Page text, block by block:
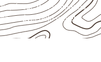
desde que validados
pelo projeto.